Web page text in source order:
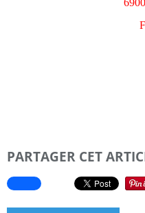
PARTAGER CET